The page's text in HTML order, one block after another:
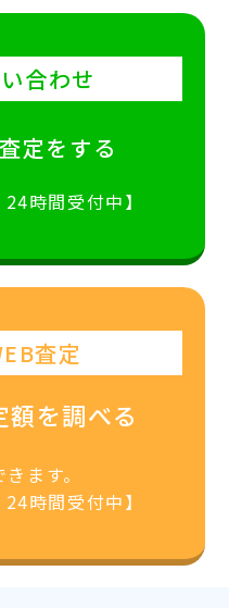
合わせ
定をする
時間受付中】
査定
を調べる
ます。
時間受付中】